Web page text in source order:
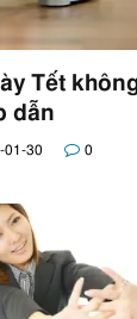
Tết
dẫn
01-30 0